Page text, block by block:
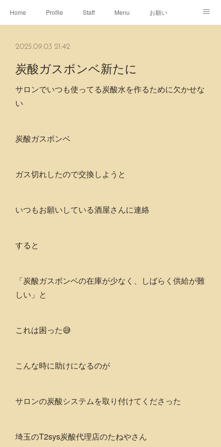
Home Profile Staff Menu お願い
2025.09.03 21:42
炭酸ガスボンベ新たに
サロンでいつも使ってる炭酸水を作るために欠かせな
い
炭酸ガスボンベ
ガス切れしたので交換しようと
いつもお願いしている酒屋さんに連絡
すると
「炭酸ガスボンベの在庫が少なく、しばらく供給が難
しい」と
これは困った😅
こんな時に助けになるのが
サロンの炭酸システムを取り付けてくださった
埼玉のT2sys炭酸代理店のたねやさん